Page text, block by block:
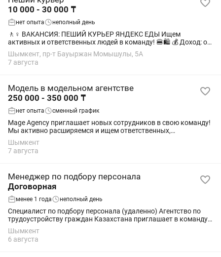
10 000 - 30 000 ₸
нет опыта неполный день
🚶♀️ ВАКАНСИЯ: ПЕШИЙ КУРЬЕР ЯНДЕКС ЕДЫ Ищем
активных и ответственных людей в команду! 🍔🛍️ 💰 Доход: от
10 000 до 30 000 тг в день Что нужно делать: • Получать
заказы в приложении • Забирать заказ...
Шымкент, пр-т Бауыржан Момышулы, 5А
7 августа
Модель в модельном агентстве
250 000 - 350 000 ₸
нет опыта сменный график
Mage Agency приглашает новых сотрудников в свою команду!
Мы активно расширяемся и ищем ответственных,
коммуникабельных и амбициозных людей для удалённой
работы в сфере создания контента и...
Шымкент
7 августа
Менеджер по подбору персонала
Договорная
менее 1 года неполный день
Специалист по подбору персонала (удаленно) Агентство по
трудоустройству граждан Казахстана приглашает в команду
онлайн-рекрутеров! GO FOR JOB помогает кандидатам
официально трудоустроиться на...
Шымкент
6 августа